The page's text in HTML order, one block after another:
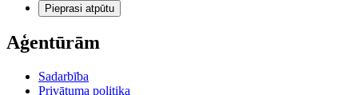
Pieprasi atpūtu
Aģentūrām
Sadarbība
Privātuma politika